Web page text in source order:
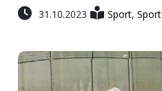
Veranstaltungen
Stellen
31.10.2023 Sport,Sport